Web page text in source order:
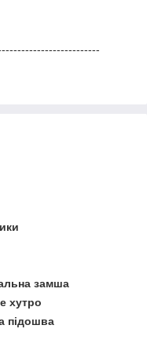
замша
хутро
підошва